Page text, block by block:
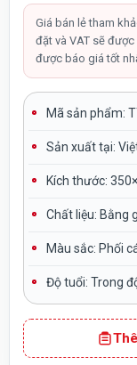
Giá bán lẻ tham
đặt và VAT sẽ
được báo giá tốt
Mã sản phẩm:
Sản xuất tại:
Kích thước:
Chất liệu: Bằng
Màu sắc: Phối
Độ tuổi: Trong